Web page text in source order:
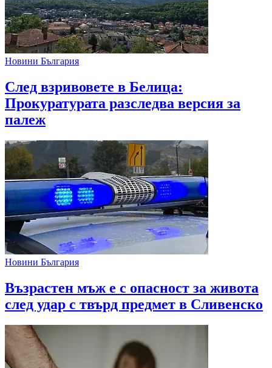
Новини България
След взривовете в Белица:
Прокуратурата разследва версия за
палеж
Новини България
Възрастен мъж е с опасност за живота
след удар с твърд предмет в Сливенско